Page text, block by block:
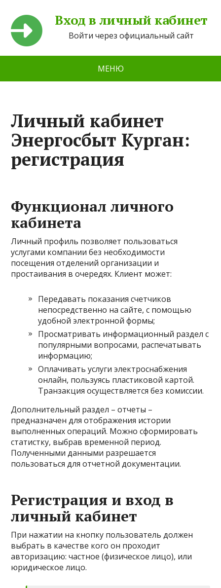
Вход в личный кабинет
Войти через официальный сайт
МЕНЮ
Личный кабинет
Энергосбыт Курган:
регистрация
Функционал личного
кабинета
Личный профиль позволяет пользоваться
услугами компании без необходимости
посещения отделений организации и
простаивания в очередях. Клиент может:
Передавать показания счетчиков
непосредственно на сайте, с помощью
удобной электронной формы;
Просматривать информационный раздел с
популярными вопросами, распечатывать
информацию;
Оплачивать услуги электроснабжения
онлайн, пользуясь пластиковой картой.
Транзакция осуществляется без комиссии.
Дополнительный раздел – отчеты –
предназначен для отображения истории
выполненных операций. Можно сформировать
статистку, выбрав временной период.
Полученными данными разрешается
пользоваться для отчетной документации.
Регистрация и вход в
личный кабинет
При нажатии на кнопку пользователь должен
выбрать в качестве кого он проходит
авторизацию: частное (физическое лицо), или
юридическое лицо.